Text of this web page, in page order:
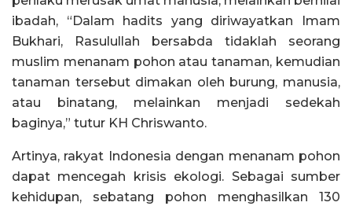
ibadah, “Dalam hadits yang diriwayatkan Imam
Bukhari, Rasulullah bersabda tidaklah seorang
muslim menanam pohon atau tanaman, kemudian
tanaman tersebut dimakan oleh burung, manusia,
atau binatang, melainkan menjadi sedekah
baginya,” tutur KH Chriswanto.
Artinya, rakyat Indonesia dengan menanam pohon
dapat mencegah krisis ekologi. Sebagai sumber
kehidupan, sebatang pohon menghasilkan 130